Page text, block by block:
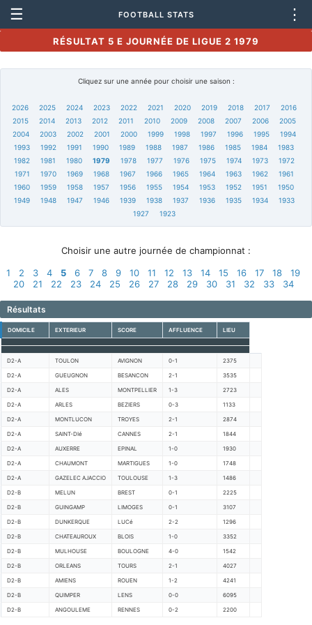
☰ FOOTBALL STATS ⋮
RÉSULTAT 5 E JOURNÉE DE LIGUE 2 1979
Cliquez sur une année pour choisir une saison :
2026 2025 2024 2023 2022 2021 2020 2019 2018 2017
2016
2015
2014 2013 2012 2011 2010 2009 2008 2007 2006
2005
2004
2003 2002 2001 2000 1999 1998 1997 1996 1995
1994
1993
1992 1991 1990 1989 1988 1987 1986 1985 1984
1983
1982
1981 1980 1979 1978 1977 1976 1975 1974 1973
1972
1971
1970 1969 1968 1967 1966 1965 1964 1963 1962
1961
1960
1959 1958 1957 1956 1955 1954 1953 1952 1951
1950
1949
1948 1947 1946 1939 1938 1937 1936 1935 1934
1933
1927
1923
Choisir une autre journée de championnat :
1
2 3 4 5 6 7 8 9 10 11 12 13 14 15 16 17 18
19
20
21 22 23 24 25 26 27 28 29 30 31 32 33 34
Résultats
DOMICILE EXTERIEUR SCORE AFFLUENCE LIEU
D2-A TOULON AVIGNON 0-1 2375
D2-A GUEUGNON BESANCON 2-1 3535
D2-A ALES MONTPELLIER 1-3 2723
D2-A ARLES BEZIERS 0-3 1133
D2-A MONTLUCON TROYES 2-1 2874
D2-A SAINT-DIé CANNES 2-1 1844
D2-A AUXERRE EPINAL 1-0 1930
D2-A CHAUMONT MARTIGUES 1-0 1748
D2-A GAZELEC AJACCIO TOULOUSE 1-3 1486
D2-B MELUN BREST 0-1 2225
D2-B GUINGAMP LIMOGES 0-1 3107
D2-B DUNKERQUE LUCé 2-2 1296
D2-B CHATEAUROUX BLOIS 1-0 3352
D2-B MULHOUSE BOULOGNE 4-0 1542
D2-B ORLEANS TOURS 2-1 4027
D2-B AMIENS ROUEN 1-2 4241
D2-B QUIMPER LENS 0-0 6095
D2-B ANGOULEME RENNES 0-2 2200